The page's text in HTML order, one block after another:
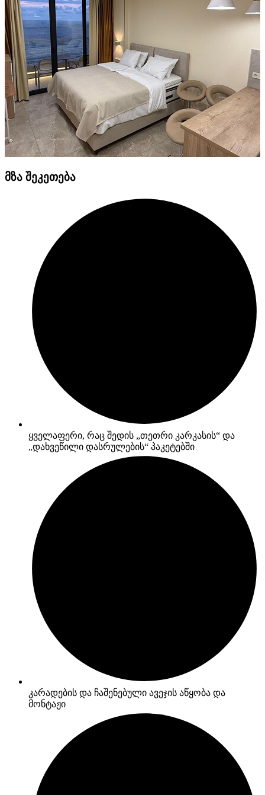
მზა შეკეთება
ყველაფერი, რაც შედის „თეთრი კარკასის“ და
„დახვეწილი დასრულების“ პაკეტებში
კარადების და ჩაშენებული ავეჯის აწყობა და
მონტაჟი